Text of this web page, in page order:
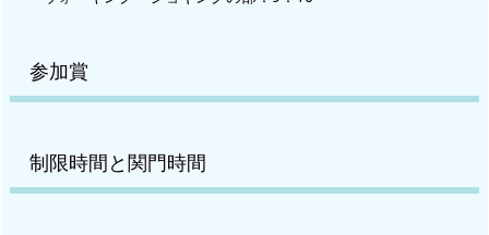
参加賞
制限時間と関門時間